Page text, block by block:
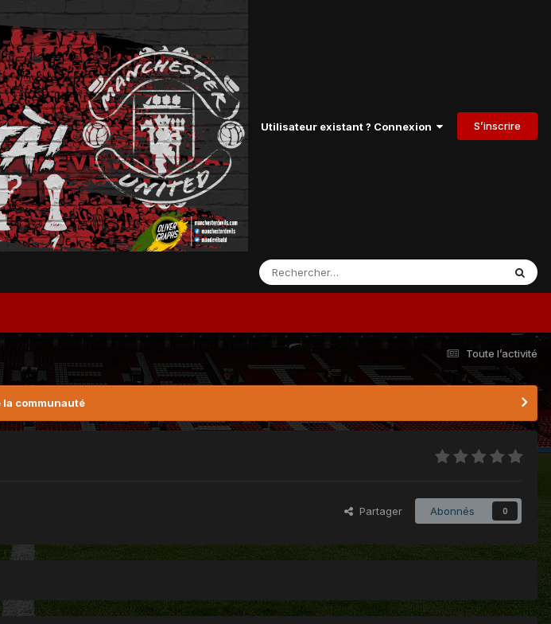
Utilisateur existant ? Connexion S’inscrire
Toute l’activité
la communauté
Partager Abonnés 0